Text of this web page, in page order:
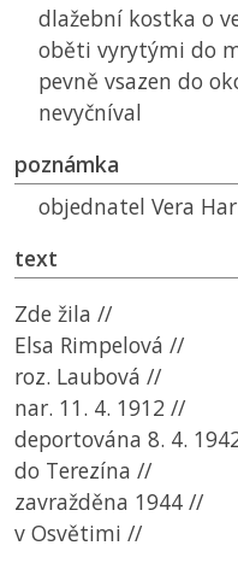
dlažební kostka o
oběti vyrytými do
pevně vsazen do
nevyčníval
poznámka
objednatel Vera
text
Zde žila //
Elsa Rimpelová //
roz. Laubová //
nar. 11. 4. 1912 //
deportována 8. 4.
do Terezína //
zavražděna 1944 //
v Osvětimi //